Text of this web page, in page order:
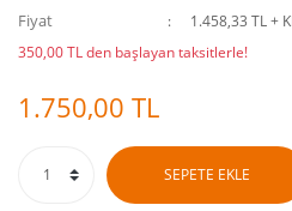
Fiyat
1.458,33 TL +
350,00 TL den başlayan taksitlerle!
1.750,00 TL
SEPETE EKLE